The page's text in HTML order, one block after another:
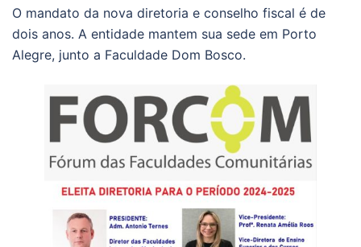
O mandato da nova diretoria e conselho fiscal é de
dois anos. A entidade mantem sua sede em Porto
Alegre, junto a Faculdade Dom Bosco.